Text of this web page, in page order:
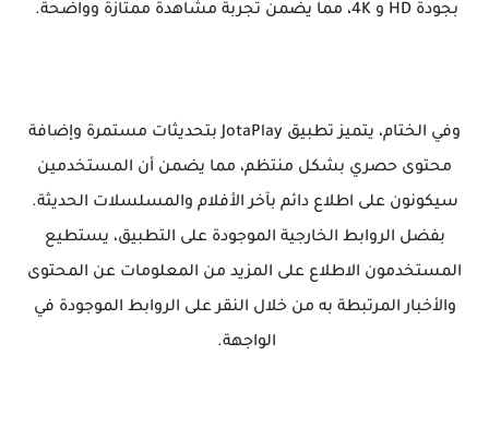
بجودة HD و 4K، مما يضمن تجربة مشاهدة ممتازة وواضحة.
وفي الختام، يتميز تطبيق JotaPlay بتحديثات مستمرة وإضافة
محتوى حصري بشكل منتظم، مما يضمن أن المستخدمين
سيكونون على اطلاع دائم بآخر الأفلام والمسلسلات الحديثة.
بفضل الروابط الخارجية الموجودة على التطبيق، يستطيع
المستخدمون الاطلاع على المزيد من المعلومات عن المحتوى
والأخبار المرتبطة به من خلال النقر على الروابط الموجودة في
الواجهة.